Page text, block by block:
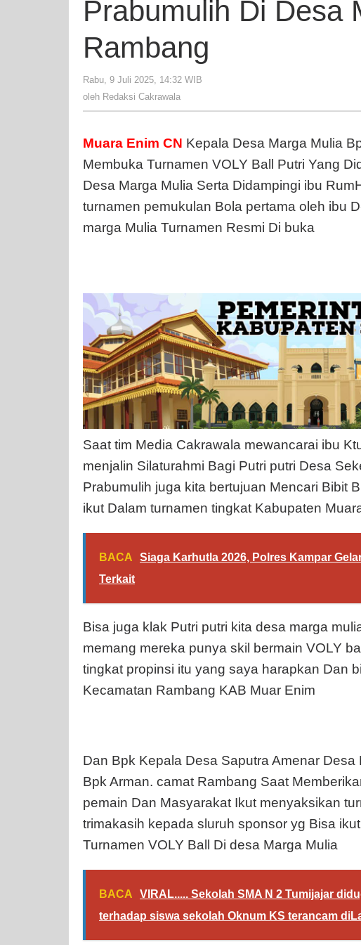
Muara
Desa
Mulia
Kec
Prabumulih Di Desa
Rambang
Rabu, 9 Juli 2025, 14:32 WIB
oleh Redaksi Cakrawala
Muara Enim CN Kepala Desa Marga Mulia
Membuka Turnamen VOLY Ball Putri Yang
Desa Marga Mulia Serta Didampingi ibu
turnamen pemukulan Bola pertama oleh ibu
marga Mulia Turnamen Resmi Di buka
Saat tim Media Cakrawala mewancarai ibu
menjalin Silaturahmi Bagi Putri putri Desa
Prabumulih juga kita bertujuan Mencari Bibit
ikut Dalam turnamen tingkat Kabupaten
BACA
Siaga Karhutla 2026, Polres Kampar
Terkait
Bisa juga klak Putri putri kita desa marga
memang mereka punya skil bermain VOLY
tingkat propinsi itu yang saya harapkan Dan
Kecamatan Rambang KAB Muar Enim
Dan Bpk Kepala Desa Saputra Amenar
Bpk Arman. camat Rambang Saat
pemain Dan Masyarakat Ikut menyaksikan
trimakasih kepada sluruh sponsor yg Bisa
Turnamen VOLY Ball Di desa Marga Mulia
BACA
VIRAL..... Sekolah SMA N 2 Tumijajar
terhadap siswa sekolah Oknum KS terancam